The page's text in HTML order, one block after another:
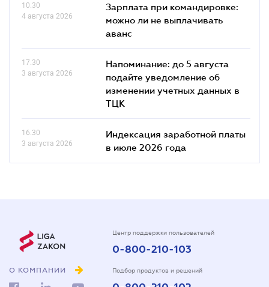
10.30
4 августа 2026
Зарплата при командировке:
можно ли не выплачивать
аванс
17.30
3 августа 2026
Напоминание: до 5 августа
подайте уведомление об
изменении учетных данных в
ТЦК
16.30
3 августа 2026
Индексация заработной платы
в июле 2026 года
О КОМПАНИИ
Центр поддержки пользователей
0-800-210-103
Подбор продуктов и решений